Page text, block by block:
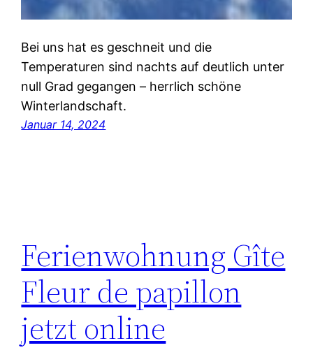
Bei uns hat es geschneit und die
Temperaturen sind nachts auf deutlich unter
null Grad gegangen – herrlich schöne
Winterlandschaft.
Januar 14, 2024
Ferienwohnung Gîte
Fleur de papillon
jetzt online